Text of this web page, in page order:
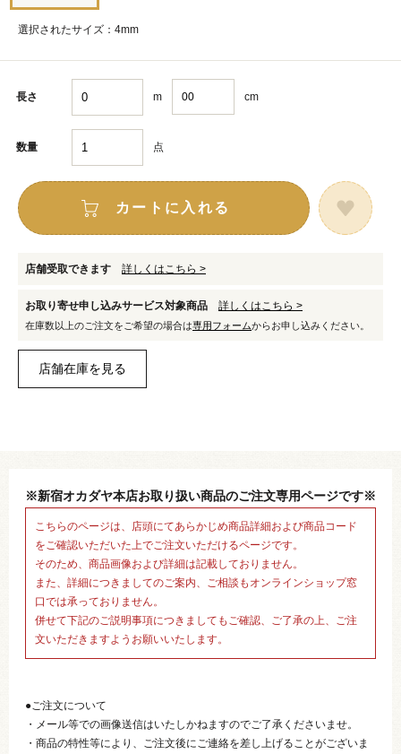
選択されたサイズ：4mm
長さ m cm
数量 点
カートに入れる
店舗受取できます 詳しくはこちら >
お取り寄せ申し込みサービス対象商品 詳しくはこちら >
在庫数以上のご注文をご希望の場合は専用フォームからお申し込みください。
※新宿オカダヤ本店お取り扱い商品のご注文専用ページです※
こちらのページは、店頭にてあらかじめ商品詳細および商品コード
をご確認いただいた上でご注文いただけるページです。
そのため、商品画像および詳細は記載しておりません。
また、詳細につきましてのご案内、ご相談もオンラインショップ窓
口では承っておりません。
併せて下記のご説明事項につきましてもご確認、ご了承の上、ご注
文いただきますようお願いいたします。
●ご注文について
・メール等での画像送信はいたしかねますのでご了承くださいませ。
・商品の特性等により、ご注文後にご連絡を差し上げることがございま